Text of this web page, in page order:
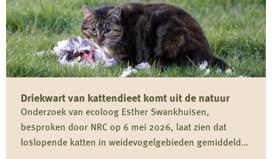
over
Reactie
Koninklijke
Nederlandse
Jagersvereniging
rapport
over
vermeende
Driekwart van kattendieet komt uit de natuur
Onderzoek van ecoloog Esther Swankhuisen,
besproken door NRC op 6 mei 2026, laat zien dat
loslopende katten in weidevogelgebieden gemiddeld